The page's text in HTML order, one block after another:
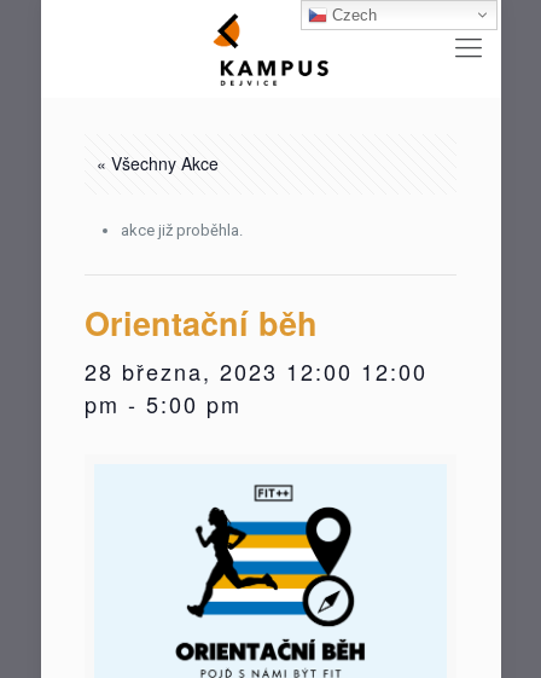
« Všechny Akce
akce již proběhla.
Orientační běh
28 března, 2023 12:00 12:00
pm - 5:00 pm
Czech